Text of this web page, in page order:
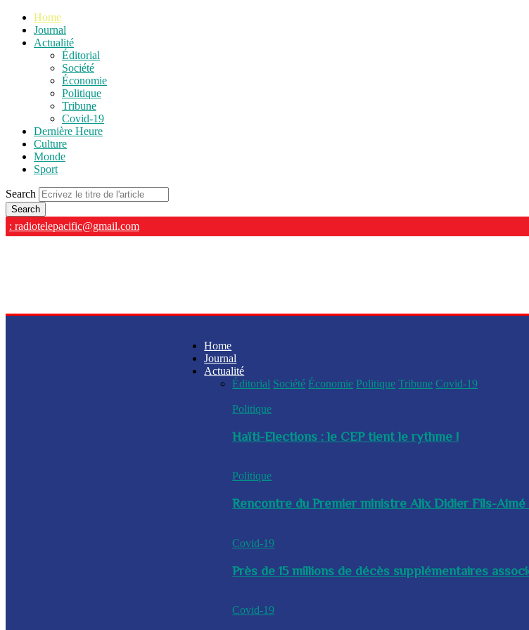
Home
Journal
Actualité
Éditorial
Société
Économie
Politique
Tribune
Covid-19
Dernière Heure
Culture
Monde
Sport
Search
: radiotelepacific@gmail.com
Home
Journal
Actualité
Éditorial Société Économie Politique Tribune Covid-19
Politique
Haïti-Elections : le CEP tient le rythme !
Politique
Rencontre du Premier ministre Alix Didier Fils-Aimé
Covid-19
Près de 15 millions de décès supplémentaires
Covid-19